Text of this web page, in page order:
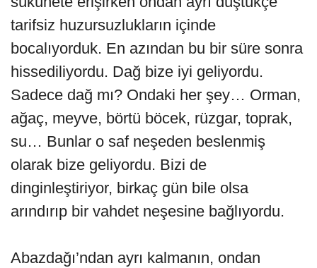
tarifsiz huzursuzlukların içinde
bocalıyorduk. En azından bu bir süre sonra
hissediliyordu. Dağ bize iyi geliyordu.
Sadece dağ mı? Ondaki her şey… Orman,
ağaç, meyve, börtü böcek, rüzgar, toprak,
su… Bunlar o saf neşeden beslenmiş
olarak bize geliyordu. Bizi de
dinginleştiriyor, birkaç gün bile olsa
arındırıp bir vahdet neşesine bağlıyordu.
Abazdağı’ndan ayrı kalmanın, ondan